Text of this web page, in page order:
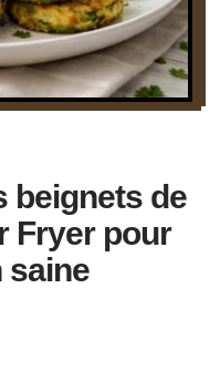
beignets de
Fryer pour
saine